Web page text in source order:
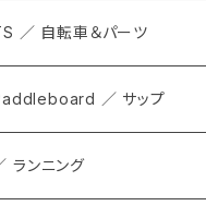
／ 自転車＆パーツ
／ サップ
ランニング